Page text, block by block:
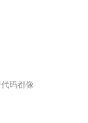
码都像